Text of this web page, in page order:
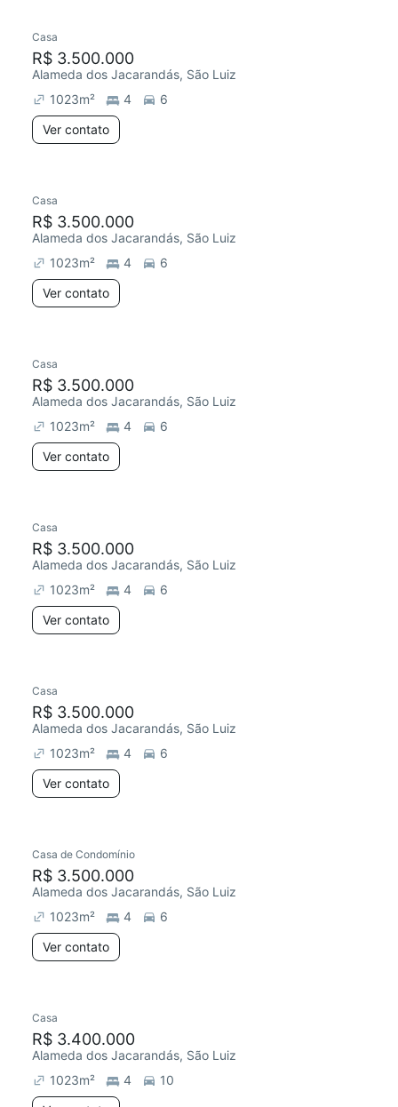
Casa
R$ 3.500.000
Alameda dos Jacarandás, São Luiz
1023m² 4
6
Ver contato
Casa
R$ 3.500.000
Alameda dos Jacarandás, São Luiz
1023m² 4
6
Ver contato
Casa
R$ 3.500.000
Alameda dos Jacarandás, São Luiz
1023m² 4
6
Ver contato
Casa
R$ 3.500.000
Alameda dos Jacarandás, São Luiz
1023m² 4
6
Ver contato
Casa
R$ 3.500.000
Alameda dos Jacarandás, São Luiz
1023m² 4
6
Ver contato
Casa de Condomínio
R$ 3.500.000
Alameda dos Jacarandás, São Luiz
1023m² 4
6
Ver contato
Casa
R$ 3.400.000
Alameda dos Jacarandás, São Luiz
1023m² 4
10